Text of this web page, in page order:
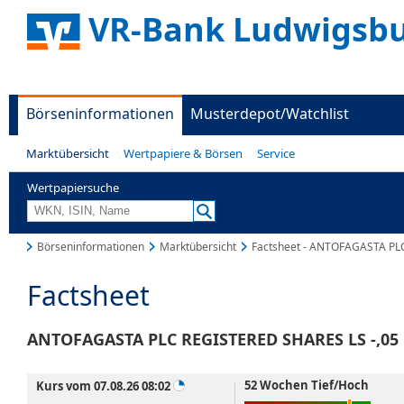
VR-Bank
Börseninformationen Musterdepot/Watchlist
Marktübersicht Wertpapiere & Börsen Service
Wertpapiersuche
Börseninformationen Marktübersicht Factsheet - ANTOFAGASTA
Factsheet
ANTOFAGASTA PLC REGISTERED SHARES LS -,05
Kurs vom 07.08.26 08:02 52 Wochen Tief/Hoch